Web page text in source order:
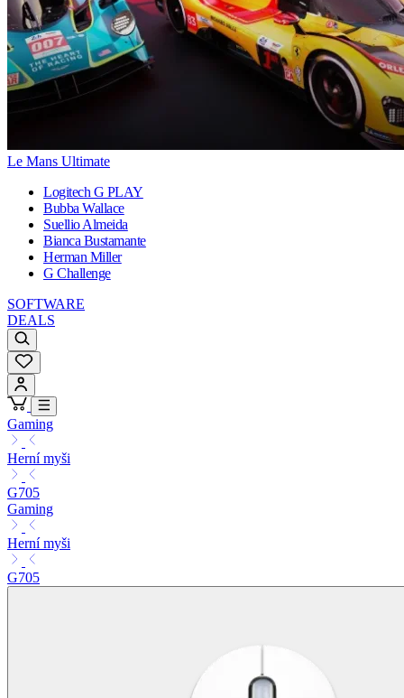
Le Mans Ultimate
Logitech G PLAY
Bubba Wallace
Suellio Almeida
Bianca Bustamante
Herman Miller
G Challenge
SOFTWARE
DEALS
Gaming
Herní myši
G705
Gaming
Herní myši
G705